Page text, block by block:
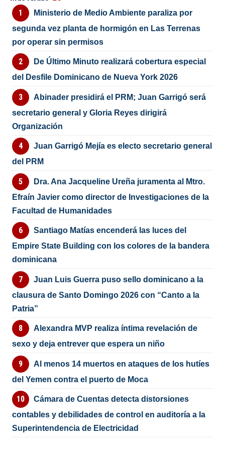
Ministerio de Medio Ambiente paraliza por
segunda vez planta de hormigón en Las Terrenas
por operar sin permisos
De Último Minuto realizará cobertura especial
del Desfile Dominicano de Nueva York 2026
Abinader presidirá el PRM; Juan Garrigó será
secretario general y Gloria Reyes dirigirá
Organización
Juan Garrigó Mejía es electo secretario general
del PRM
Dra. Ana Jacqueline Ureña juramenta al Mtro.
Efraín Javier como director de Investigaciones de la
Facultad de Humanidades
Santiago Matías encenderá las luces del
Empire State Building con los colores de la bandera
dominicana
Juan Luis Guerra puso sello dominicano a la
clausura de Santo Domingo 2026 con “Canto a la
Patria”
Alexandra MVP realiza íntima revelación de
sexo y deja entrever que espera un niño
Al menos 14 muertos en ataques de los hutíes
del Yemen contra el puerto de Moca
Cámara de Cuentas detecta distorsiones
contables y debilidades de control en auditoría a la
Superintendencia de Electricidad